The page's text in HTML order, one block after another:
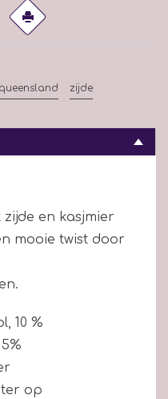
queensland zijde
zijde en kasjmier
mooie twist door
10 %
op